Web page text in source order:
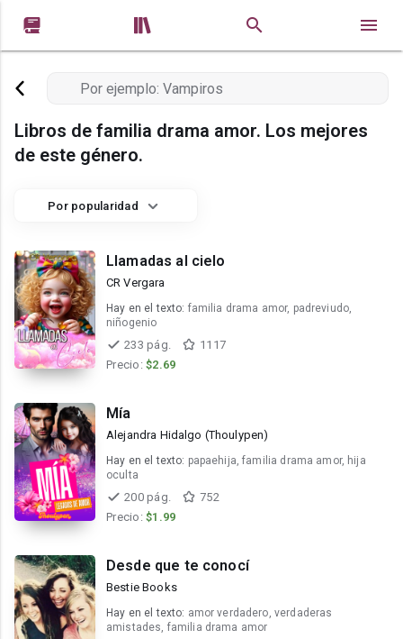
 
Libros de familia drama amor. Los mejores
de este género.
Por popularidad
Llamadas al cielo
CR Vergara
Hay en el texto: familia drama amor, padreviudo,
niñogenio
233 pág.
1117
Precio: $2.69
Mía
Alejandra Hidalgo (Thoulypen)
Hay en el texto: papaehija, familia drama amor, hija
oculta
200 pág.
752
Precio: $1.99
Desde que te conocí
Bestie Books
Hay en el texto: amor verdadero, verdaderas
amistades, familia drama amor